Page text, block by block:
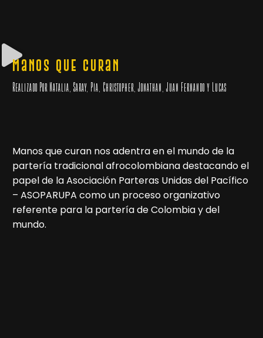
Manos que Curan
Realizado Por Natalia, Saray, Pía, Christopher, Jonathan, Juan Fernando y Lucas
Manos que curan nos adentra en el mundo de la
partería tradicional afrocolombiana destacando el
papel de la Asociación Parteras Unidas del Pacífico
– ASOPARUPA como un proceso organizativo
referente para la partería de Colombia y del
mundo.